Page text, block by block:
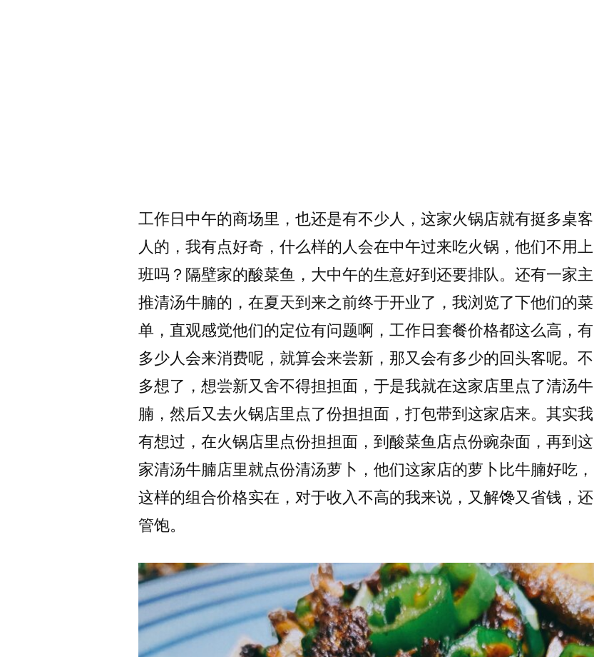
工作日中午的商场里，也还是有不少人，这家火锅店就有挺多桌客
人的，我有点好奇，什么样的人会在中午过来吃火锅，他们不用上
班吗？隔壁家的酸菜鱼，大中午的生意好到还要排队。还有一家主
推清汤牛腩的，在夏天到来之前终于开业了，我浏览了下他们的菜
单，直观感觉他们的定位有问题啊，工作日套餐价格都这么高，有
多少人会来消费呢，就算会来尝新，那又会有多少的回头客呢。不
多想了，想尝新又舍不得担担面，于是我就在这家店里点了清汤牛
腩，然后又去火锅店里点了份担担面，打包带到这家店来。其实我
有想过，在火锅店里点份担担面，到酸菜鱼店点份豌杂面，再到这
家清汤牛腩店里就点份清汤萝卜，他们这家店的萝卜比牛腩好吃，
这样的组合价格实在，对于收入不高的我来说，又解馋又省钱，还
管饱。